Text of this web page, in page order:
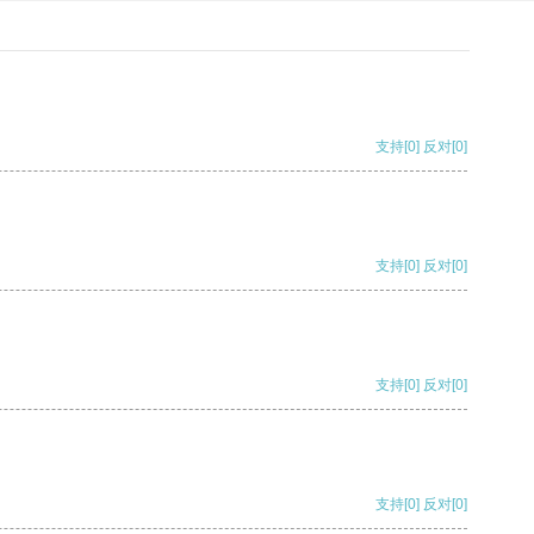
支持[0] 反对[0]
支持[0] 反对[0]
支持[0] 反对[0]
支持[0] 反对[0]